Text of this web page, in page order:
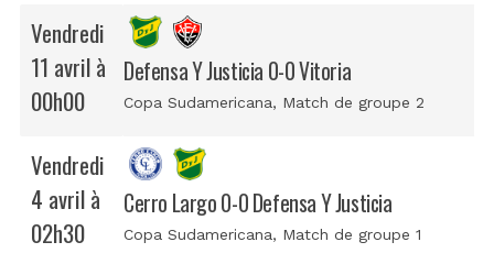
Vendredi
11 avril à
00h00
Defensa Y Justicia 0-0 Vitoria
Copa Sudamericana, Match de groupe 2
Vendredi
4 avril à
02h30
Cerro Largo 0-0 Defensa Y Justicia
Copa Sudamericana, Match de groupe 1